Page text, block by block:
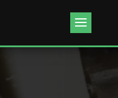
Infos anzeigen.